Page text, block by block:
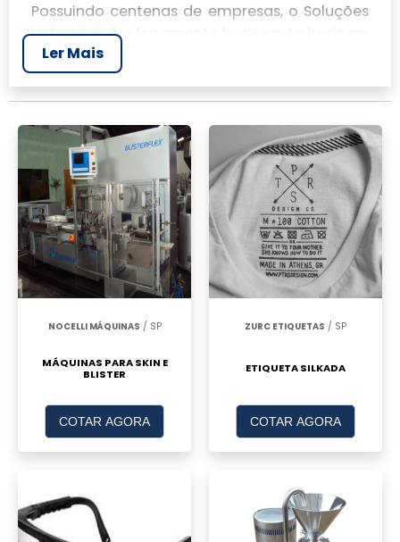
Possuindo centenas de empresas, o Soluções
Industriais é a ferramenta business to business
mais completo da área industrial. Para
realizar um orçamento de Máquinas
flexográficas para gráfica, clique em um ou
mais dos anuciantes a seguir:
Ler Mais
NOCELLI MÁQUINAS / SP
MÁQUINAS PARA SKIN E
BLISTER
COTAR AGORA
ZURC ETIQUETAS / SP
ETIQUETA SILKADA
COTAR AGORA